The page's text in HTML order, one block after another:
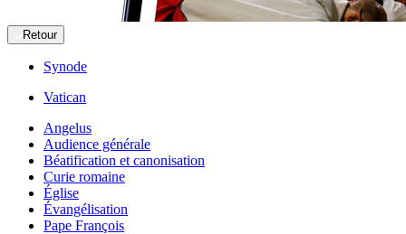
Retour
Synode
Vatican
Angelus
Audience générale
Béatification et canonisation
Curie romaine
Église
Évangélisation
Pape François